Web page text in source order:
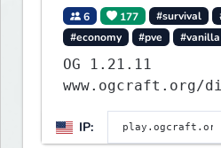
6 177 #survival
#economy
#pve #vanilla
OG 1.21.11
www.ogcraft.org/
IP: